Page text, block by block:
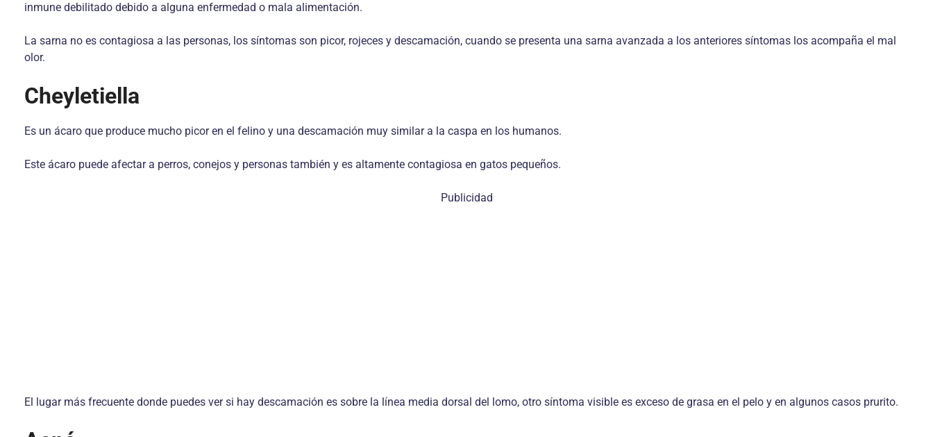
inmune debilitado debido a alguna enfermedad o mala alimentación.
La sarna no es contagiosa a las personas, los síntomas son picor, rojeces y descamación, cuando se presenta una sarna avanzada a los anteriores síntomas los acompaña el mal
olor.
Cheyletiella
Es un ácaro que produce mucho picor en el felino y una descamación muy similar a la caspa en los humanos.
Este ácaro puede afectar a perros, conejos y personas también y es altamente contagiosa en gatos pequeños.
Publicidad
El lugar más frecuente donde puedes ver si hay descamación es sobre la línea media dorsal del lomo, otro síntoma visible es exceso de grasa en el pelo y en algunos casos prurito.